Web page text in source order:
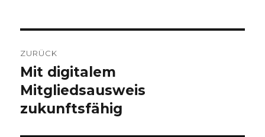
ZURÜCK
Vorheriger
Beitrag:
Mit digitalem
Mitgliedsausweis
zukunftsfähig